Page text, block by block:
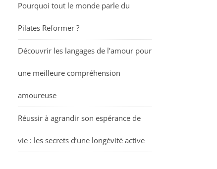
Pourquoi tout le monde parle du
Pilates Reformer ?
Découvrir les langages de l’amour pour
une meilleure compréhension
amoureuse
Réussir à agrandir son espérance de
vie : les secrets d’une longévité active